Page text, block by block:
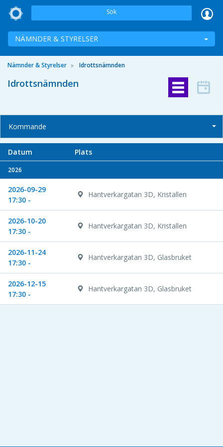
Sök
NÄMNDER & STYRELSER
Nämnder & Styrelser Idrottsnämnden
Idrottsnämnden
Kommande
Datum Plats
2026
2026-09-29
17:30 -
Hantverkargatan 3D, Kristallen
2026-10-20
17:30 -
Hantverkargatan 3D, Kristallen
2026-11-24
17:30 -
Hantverkargatan 3D, Glasbruket
2026-12-15
17:30 -
Hantverkargatan 3D, Glasbruket